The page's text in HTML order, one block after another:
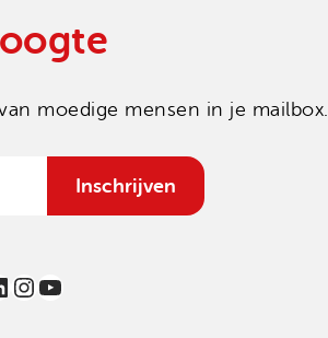
moedige mensen in je mailbox.
Inschrijven
Instagram
YouTube